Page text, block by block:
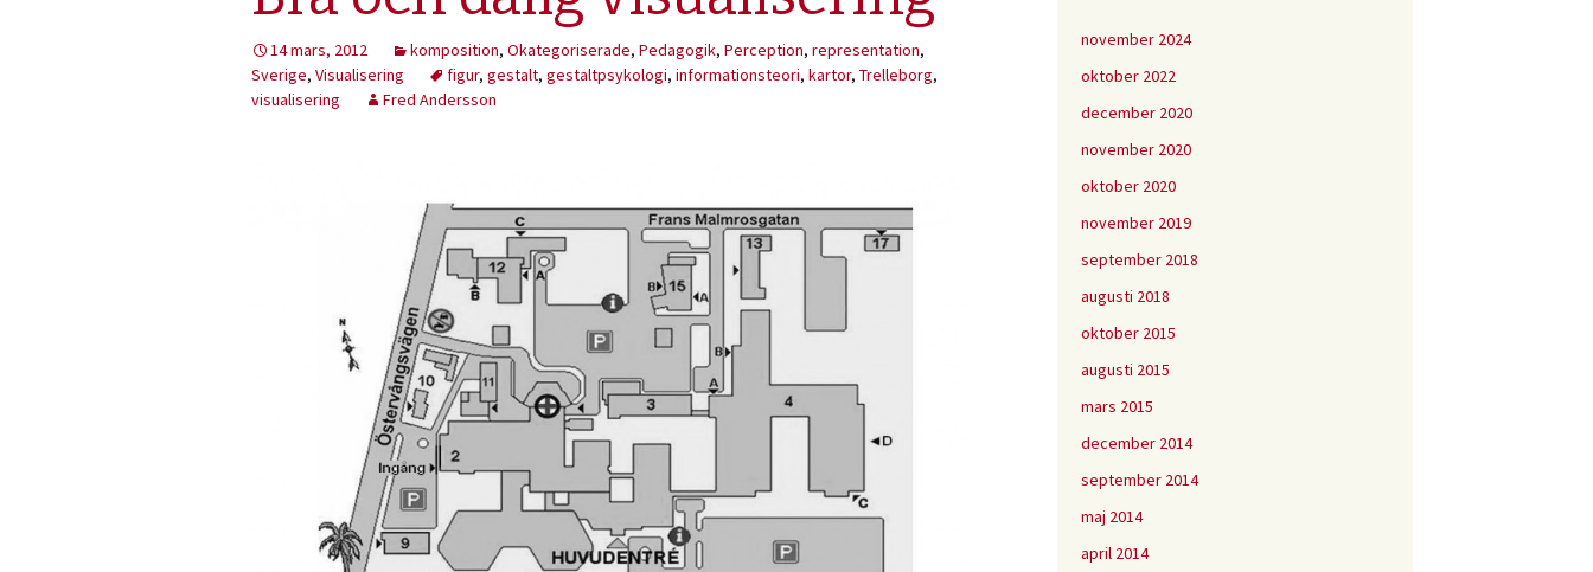
14 mars, 2012 komposition, Okategoriserade, Pedagogik, Perception, representation,
Sverige, Visualisering figur, gestalt, gestaltpsykologi, informationsteori, kartor, Trelleborg,
visualisering
Fred Andersson
november 2024
oktober 2022
december 2020
november 2020
oktober 2020
november 2019
september 2018
augusti 2018
oktober 2015
augusti 2015
mars 2015
december 2014
september 2014
maj 2014
april 2014